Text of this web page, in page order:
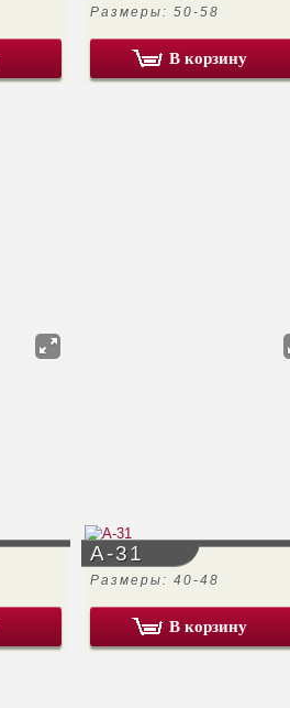
Размеры: 50-58
В корзину
А-31
Размеры: 40-48
В корзину